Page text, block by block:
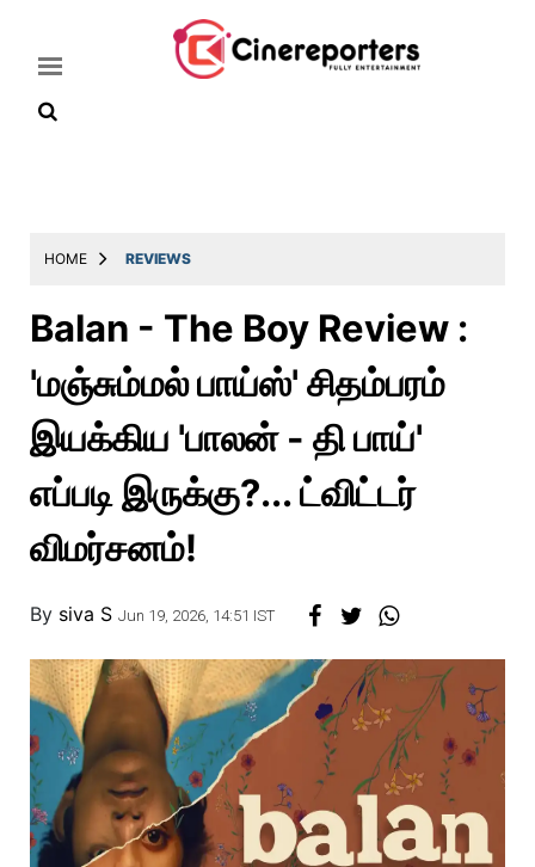
Latest
Throwback
Television
Reviews
Photos
Story
HOME REVIEWS
Balan - The Boy Review :
'மஞ்சும்மல் பாய்ஸ்' சிதம்பரம்
இயக்கிய 'பாலன் - தி பாய்'
எப்படி இருக்கு?... ட்விட்டர்
விமர்சனம்!
By siva S Jun 19, 2026, 14:51 IST